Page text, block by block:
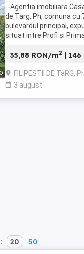
--Agentia imobiliara
de Targ, Ph, comuna
bulevardul principal,
situat intre Profi si
35,88 RON/m2 | 146
FILIPESTII DE TaRG,
3 august
20 50